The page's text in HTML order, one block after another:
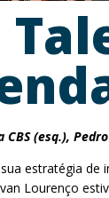
(esq.),
estratégia
Lourenço